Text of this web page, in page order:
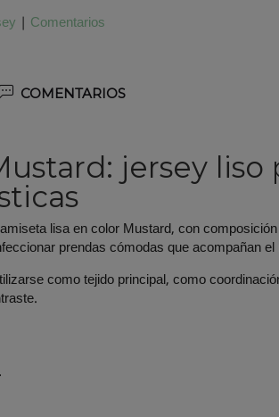
| Comentarios
COMENTARIOS
jersey liso
lisa en color Mustard, con
prendas cómodas que acompañan
como tejido principal, como